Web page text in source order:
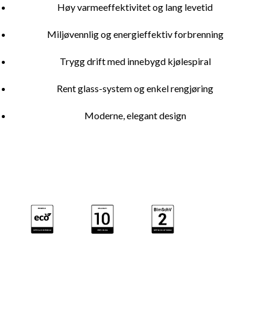
Høy varmeeffektivitet og lang levetid
Miljøvennlig og energieffektiv forbrenning
Trygg drift med innebygd kjølespiral
Rent glass-system og enkel rengjøring
Moderne, elegant design